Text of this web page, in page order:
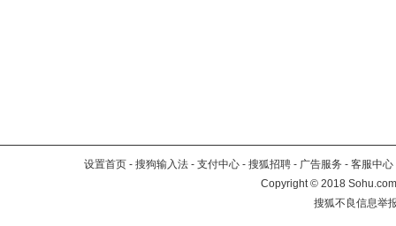
设置首页 - 搜狗输入法 - 支付中心 - 搜狐招聘 - 广告服务 - 客服中心
Copyright©2018
搜狐不良信息举